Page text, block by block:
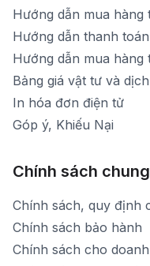
Hướng dẫn mua hàng
Hướng dẫn thanh toán
Hướng dẫn mua hàng
Bảng giá vật tư và
In hóa đơn điện tử
Góp ý, Khiếu Nại
Chính sách chung
Chính sách, quy định
Chính sách bảo hành
Chính sách cho